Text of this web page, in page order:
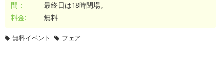
間：
最終日は18時閉場。
料金:
無料
無料イベント フェア